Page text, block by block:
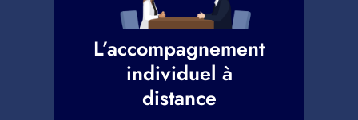
L’accompagnement
individuel à
distance